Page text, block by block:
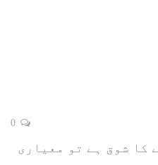
کا شوق ہے تو معیاری